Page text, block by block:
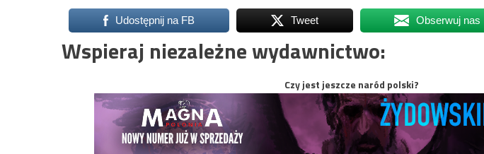
Udostępnij na FB Tweet Obserwuj nas
Wspieraj niezależne wydawnictwo:
Czy jest jeszcze naród polski?